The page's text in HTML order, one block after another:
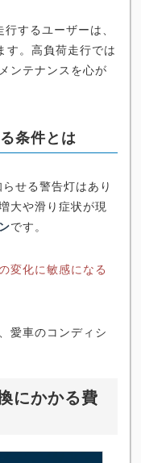
するユーザーは、
。高負荷走行では
ンテナンスを心が
条件とは
せる警告灯はあり
大や滑り症状が現
です。
変化に敏感になる
愛車のコンディシ
にかかる費